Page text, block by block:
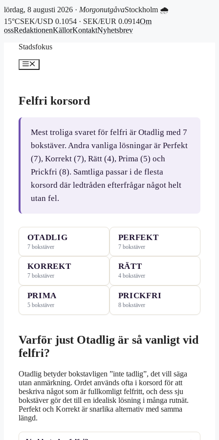
lördag, 8 augusti 2026 · MorgonutgåvaStockholm 🌧
15°CSEK/USD 0.1054 · SEK/EUR 0.0914Om
ossRedaktionenKällorKontaktNyhetsbrev
Stadsfokus
Meny
Felfri korsord
Mest troliga svaret för felfri är Otadlig med 7
bokstäver. Andra vanliga lösningar är Perfekt
(7), Korrekt (7), Rätt (4), Prima (5) och
Prickfri (8). Samtliga passar i de flesta
korsord där ledtråden efterfrågar något helt
utan fel.
OTADLIG
7 bokstäver
PERFEKT
7 bokstäver
KORREKT
7 bokstäver
RÄTT
4 bokstäver
PRIMA
5 bokstäver
PRICKFRI
8 bokstäver
Varför just Otadlig är så vanligt vid
felfri?
Otadlig betyder bokstavligen ”inte tadlig”, det vill säga
utan anmärkning. Ordet används ofta i korsord för att
beskriva något som är fullkomligt felfritt, och dess sju
bokstäver gör det till en idealisk lösning i många rutnät.
Perfekt och Korrekt är snarlika alternativ med samma
längd.